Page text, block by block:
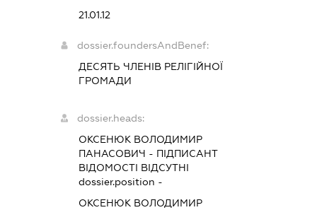
21.01.12
dossier.foundersAndBenef:
ДЕСЯТЬ ЧЛЕНІВ РЕЛІГІЙНОЇ
ГРОМАДИ
dossier.heads:
ОКСЕНЮК ВОЛОДИМИР
ПАНАСОВИЧ - ПІДПИСАНТ
ВІДОМОСТІ ВІДСУТНІ
dossier.position -
ОКСЕНЮК ВОЛОДИМИР